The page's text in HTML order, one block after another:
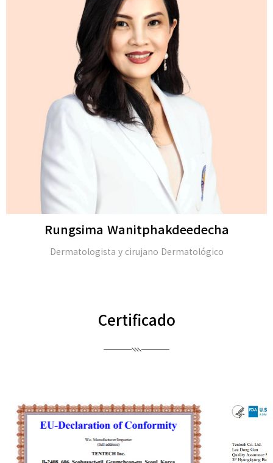
Rungsima Wanitphakdeedecha
Dermatologista y cirujano Dermatológico
Certificado